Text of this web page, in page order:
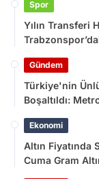
Spor
Yılın Transferi
Gündem
Türkiye'nin
Boşaltıldı:
Ekonomi
Altın Fiyatında
Cuma Gram